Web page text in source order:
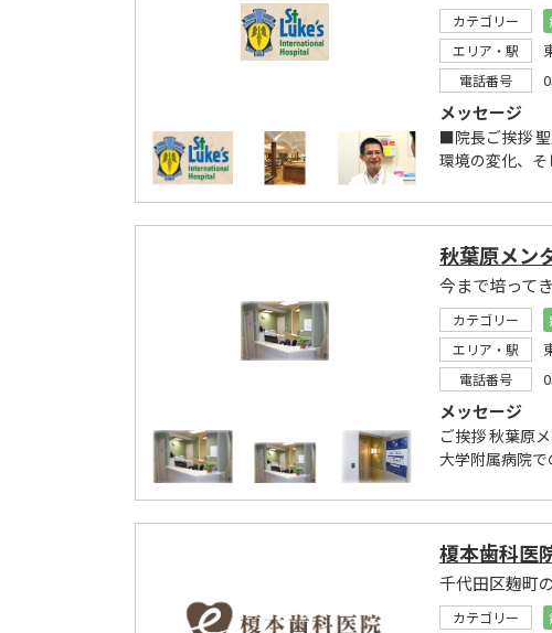
カテゴリー
エリア・駅
電話番号
メッセージ
■院長ご挨拶
環境の変化、
秋葉原メン
カテゴリー
エリア・駅
電話番号
メッセージ
ご挨拶 秋葉原
大学附属病院
榎本歯科医
千代田区麹町
カテゴリー